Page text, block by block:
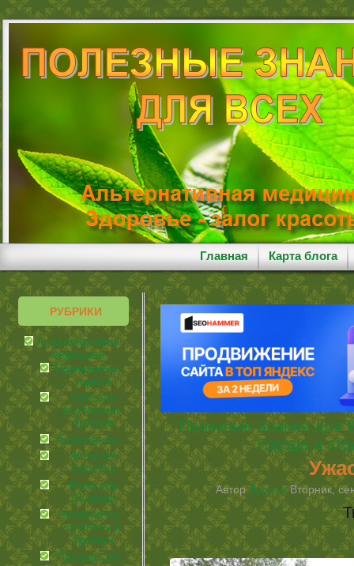
Главная Карта блога
РУБРИКИ
Альтернативная
медицина
Беременность
и дети
болезни
внутренних
органов
болезни кожи
Женские
болезни
Мужские
болезни
Позвоночник,
суставы и
травмы
Польза соков
Полезные Знания для
Города и
АвторЛариса Вторник,